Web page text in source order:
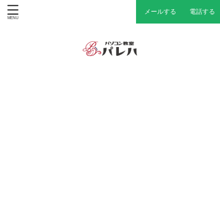
メールする 電話する